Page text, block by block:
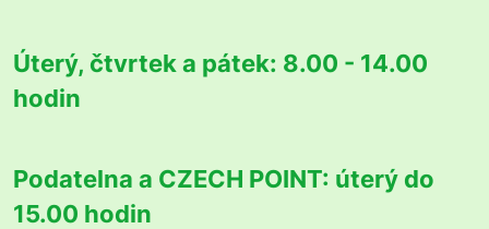
Úterý, čtvrtek a pátek: 8.00 - 14.00
hodin
Podatelna a CZECH POINT: úterý do
15.00 hodin